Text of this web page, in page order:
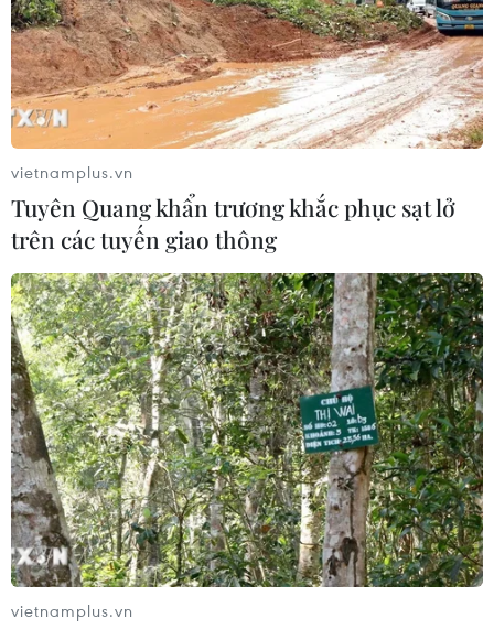
Khởi tố người đi bộ gây tai nạn chết
người trên quốc lộ ở Quảng Trị
06/08/2026 09:44
Khởi tố Chủ tịch Hội đồng quản trị,
Giám đốc Công ty cổ phần Mekolor
06/08/2026 09:06
Thêm một nhóm dàn cảnh cướp giật
tại khu Tân Huê Viên sa lưới
06/08/2026 05:57
Khẩn trường khám nghiệm
hiện trường, điều tra nguyên nhân
vụ cháy chợ Biên Hòa
vietnamplus.vn
Tuyên Quang khẩn trương khắc phục sạt lở
trên các tuyến giao thông
vietnamplus.vn